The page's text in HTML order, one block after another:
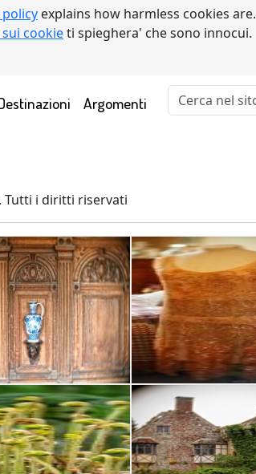
explains how harmless cookies are.
cookieti spieghera' che sono innocui.
Argomenti
Tutti i diritti riservati